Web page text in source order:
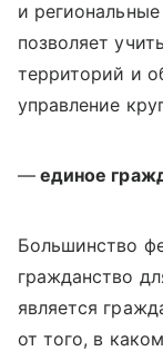
и
позволяет
территорий и
управление
— единое
Большинство
гражданство
является
от того, в